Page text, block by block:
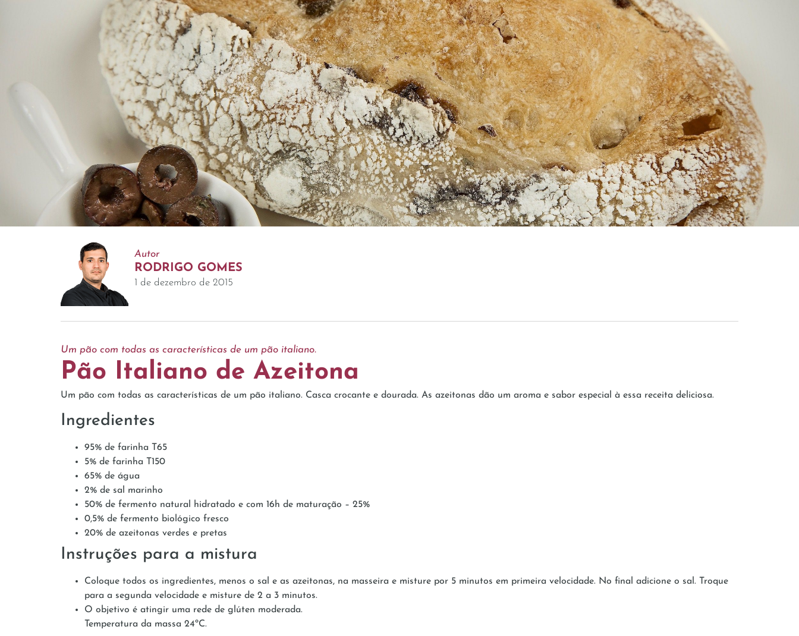
Autor
RODRIGO GOMES
1 de dezembro de 2015
Um pão com todas as características de um pão italiano.
Pão Italiano de Azeitona
Um pão com todas as características de um pão italiano. Casca crocante e dourada. As azeitonas dão um aroma e sabor especial à essa receita deliciosa.
Ingredientes
95% de farinha T65
5% de farinha T150
65% de água
2% de sal marinho
50% de fermento natural hidratado e com 16h de maturação – 25%
0,5% de fermento biológico fresco
20% de azeitonas verdes e pretas
Instruções para a mistura
Coloque todos os ingredientes, menos o sal e as azeitonas, na masseira e misture por 5 minutos em primeira velocidade. No final adicione o sal. Troque
para a segunda velocidade e misture de 2 a 3 minutos.
O objetivo é atingir uma rede de glúten moderada.
Temperatura da massa 24ºC.